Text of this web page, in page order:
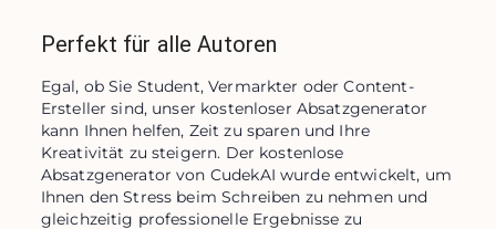
Perfekt für alle Autoren
Egal, ob Sie Student, Vermarkter oder Content-
Ersteller sind, unser kostenloser Absatzgenerator
kann Ihnen helfen, Zeit zu sparen und Ihre
Kreativität zu steigern. Der kostenlose
Absatzgenerator von CudekAI wurde entwickelt, um
Ihnen den Stress beim Schreiben zu nehmen und
gleichzeitig professionelle Ergebnisse zu